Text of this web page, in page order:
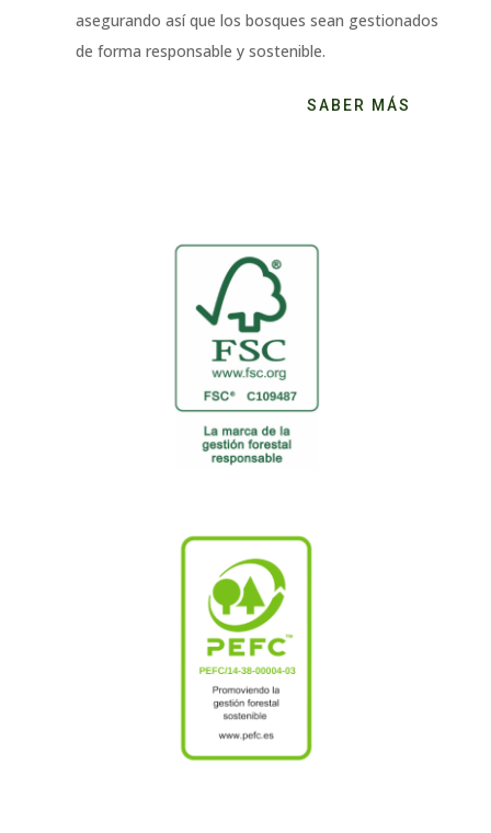
asegurando así que los bosques sean gestionados
de forma responsable y sostenible.
SABER MÁS